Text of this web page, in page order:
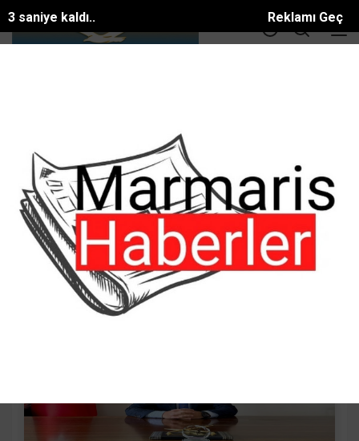
Reklamı Geç
2 saniye kaldı..
Marmaris Kaymakam Nurullah Kaya’ nın
Marmaris Kaymakam Nurullah Kaya’ nın
#GÜNDEM
Tarih:09 Mayıs, 2026, Cumartesi 23:28